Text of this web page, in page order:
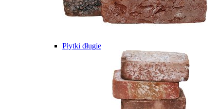
Płytki długie